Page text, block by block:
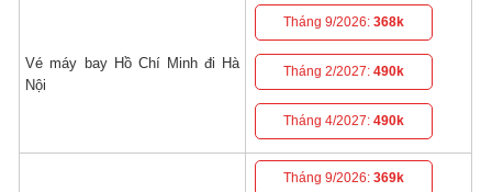
Vé máy bay Hồ Chí Minh đi Hà
Nội
Tháng 9/2026:368k
Tháng 2/2027:490k
Tháng 4/2027:490k
Tháng 9/2026:369k